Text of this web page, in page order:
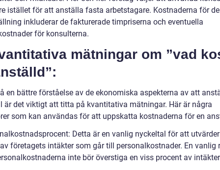
istället för att anställa fasta arbetstagare. Kostnaderna för
inkluderar de fakturerade timpriserna och eventuella
för konsulterna.
mätningar om ”vad
en bättre förståelse av de ekonomiska aspekterna av att
är det viktigt att titta på kvantitativa mätningar. Här är några
som kan användas för att uppskatta kostnaderna för en
Detta är en vanlig nyckeltal för att
företagets intäkter som går till personalkostnader. En vanlig
inte bör överstiga en viss procent av